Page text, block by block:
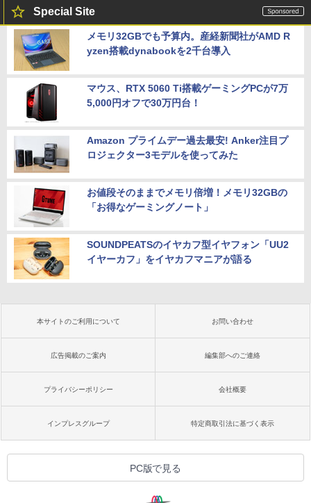
Special Site
メモリ32GBでも予算内。産経新聞社がAMD R
yzen搭載dynabookを2千台導入
マウス、RTX 5060 Ti搭載ゲーミングPCが7万
5,000円オフで30万円台！
Amazon プライムデー過去最安! Anker注目プ
ロジェクター3モデルを使ってみた
お値段そのままでメモリ倍増！メモリ32GBの
「お得なゲーミングノート」
SOUNDPEATSのイヤカフ型イヤフォン「UU2
イヤーカフ」をイヤカフマニアが語る
本サイトのご利用について お問い合わせ
広告掲載のご案内 編集部へのご連絡
プライバシーポリシー 会社概要
インプレスグループ 特定商取引法に基づく表示
PC版で見る